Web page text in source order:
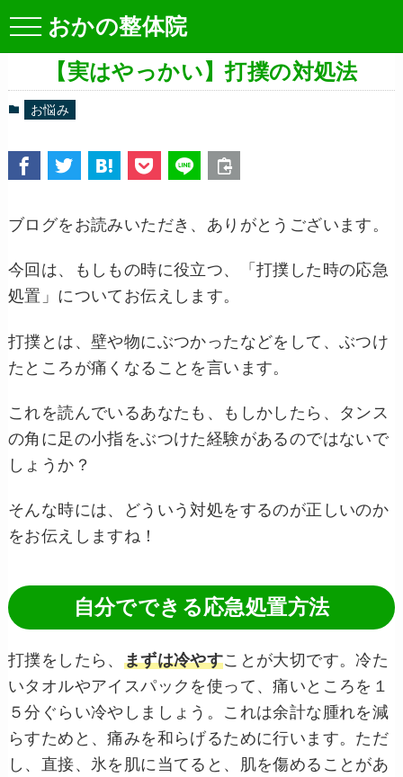
おかの整体院
【実はやっかい】打撲の対処法
お悩み
ブログをお読みいただき、ありがとうございます。
今回は、もしもの時に役立つ、「打撲した時の応急
処置」についてお伝えします。
打撲とは、壁や物にぶつかったなどをして、ぶつけ
たところが痛くなることを言います。
これを読んでいるあなたも、もしかしたら、タンス
の角に足の小指をぶつけた経験があるのではないで
しょうか？
そんな時には、どういう対処をするのが正しいのか
をお伝えしますね！
自分でできる応急処置方法
打撲をしたら、 まずは冷やすことが大切です。冷た
いタオルやアイスパックを使って、痛いところを１
５分ぐらい冷やしましょう。これは余計な腫れを減
らすためと、痛みを和らげるために行います。ただ
し、直接、氷を肌に当てると、肌を傷めることがあ